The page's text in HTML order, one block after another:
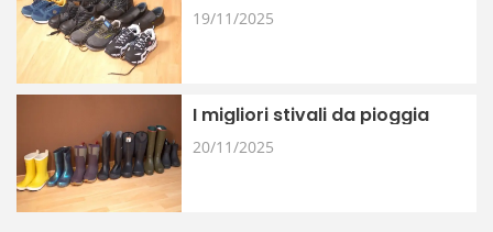
19/11/2025
I migliori stivali da pioggia
20/11/2025